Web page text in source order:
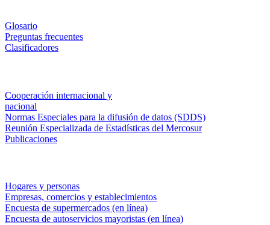
Glosario
Preguntas frecuentes
Clasificadores
Cooperación internacional y
nacional
Normas Especiales para la difusión de datos (SDDS)
Reunión Especializada de Estadísticas del Mercosur
Publicaciones
Hogares y personas
Empresas, comercios y establecimientos
Encuesta de supermercados (en línea)
Encuesta de autoservicios mayoristas (en línea)